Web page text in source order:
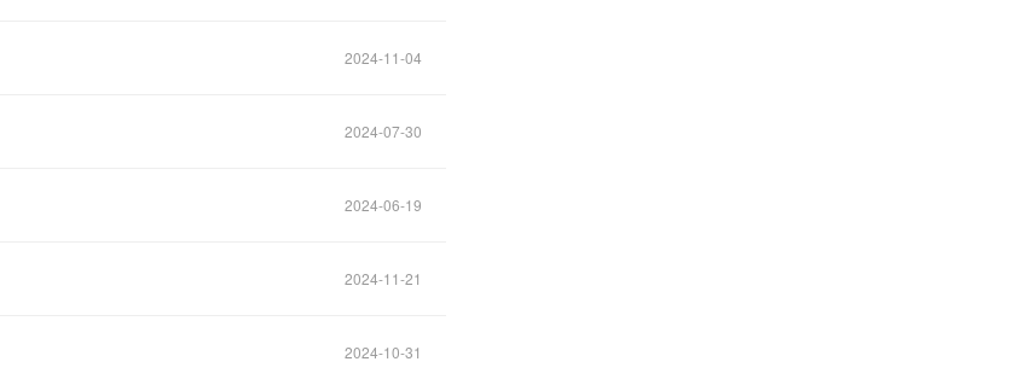
2024-11-04
2024-07-30
2024-06-19
2024-11-21
2024-10-31